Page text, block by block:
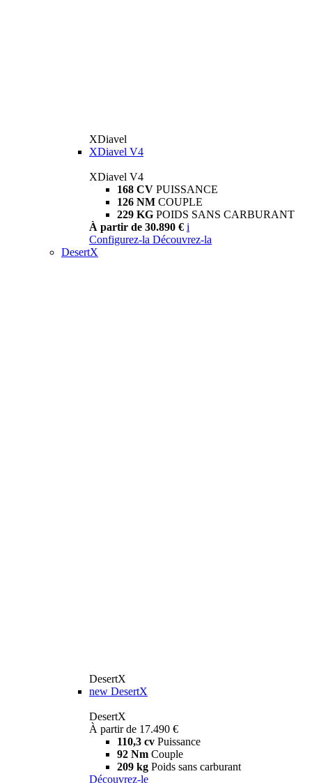
XDiavel
XDiavel V4
XDiavel V4
168 CV PUISSANCE
126 NM COUPLE
229 KG POIDS SANS CARBURANT
À partir de 30.890 € i
Configurez-la Découvrez-la
DesertX
DesertX
new DesertX
DesertX
À partir de 17.490 €
110,3 cv Puissance
92 Nm Couple
209 kg Poids sans carburant
Découvrez-le